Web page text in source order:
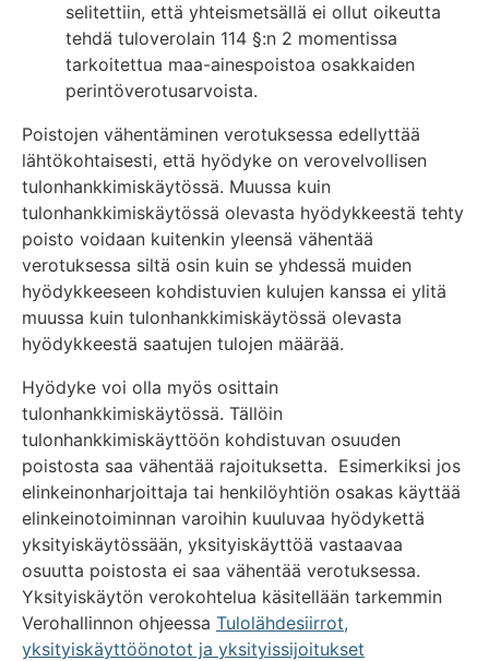
selitettiin, että yhteismetsällä ei ollut oikeutta
tehdä tuloverolain 114 §:n 2 momentissa
tarkoitettua maa-ainespoistoa osakkaiden
perintöverotusarvoista.
Poistojen vähentäminen verotuksessa edellyttää
lähtökohtaisesti, että hyödyke on verovelvollisen
tulonhankkimiskäytössä. Muussa kuin
tulonhankkimiskäytössä olevasta hyödykkeestä tehty
poisto voidaan kuitenkin yleensä vähentää
verotuksessa siltä osin kuin se yhdessä muiden
hyödykkeeseen kohdistuvien kulujen kanssa ei ylitä
muussa kuin tulonhankkimiskäytössä olevasta
hyödykkeestä saatujen tulojen määrää.
Hyödyke voi olla myös osittain
tulonhankkimiskäytössä. Tällöin
tulonhankkimiskäyttöön kohdistuvan osuuden
poistosta saa vähentää rajoituksetta. Esimerkiksi jos
elinkeinonharjoittaja tai henkilöyhtiön osakas käyttää
elinkeinotoiminnan varoihin kuuluvaa hyödykettä
yksityiskäytössään, yksityiskäyttöä vastaavaa
osuutta poistosta ei saa vähentää verotuksessa.
Yksityiskäytön verokohtelua käsitellään tarkemmin
Verohallinnon ohjeessa Tulolähdesiirrot,
yksityiskäyttöönotot ja yksityissijoitukset